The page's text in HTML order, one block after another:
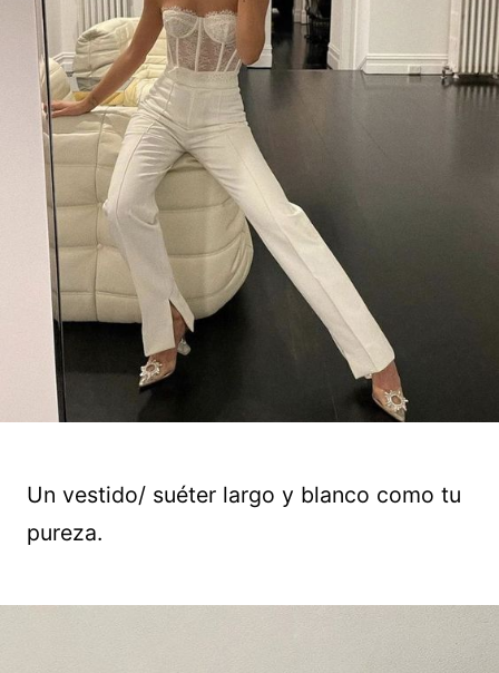
Un vestido/ suéter largo y blanco como tu
pureza.